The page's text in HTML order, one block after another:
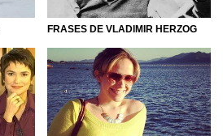
FRASES DE VLADIMIR HERZOG